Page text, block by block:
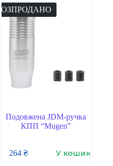
РОЗПРОДАНО
Подовжена JDM-ручка
КПП “Mugen”
264 ₴ У кошик